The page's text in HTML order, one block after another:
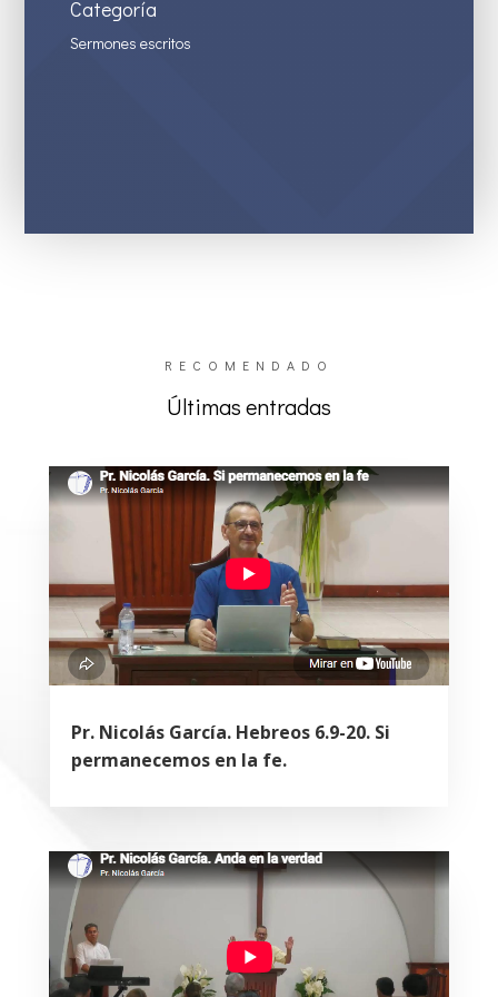
Categoría
Sermones escritos
RECOMENDADO
Últimas entradas
Pr. Nicolás García. Hebreos 6.9-20. Si
permanecemos en la fe.